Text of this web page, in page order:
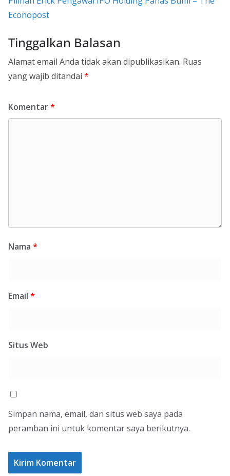
Econopost
Tinggalkan Balasan
Alamat email Anda tidak akan dipublikasikan. Ruas
yang wajib ditandai *
Komentar*
Nama *
Email *
Situs Web
Simpan nama, email, dan situs web saya pada
peramban ini untuk komentar saya berikutnya.